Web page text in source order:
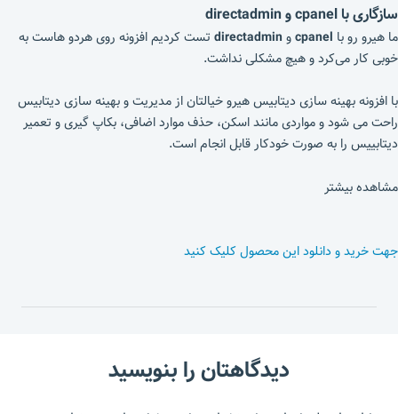
سازگاری با cpanel و directadmin
ما هیرو رو با cpanelو directadmin تست کردیم افزونه روی هردو هاست به
خوبی کار می‌کرد و هیچ مشکلی نداشت.
با افزونه بهینه سازی دیتابیس هیرو خیالتان از مدیریت و بهینه سازی دیتابیس
راحت می شود و مواردی مانند اسکن، حذف موارد اضافی، بکاپ گیری و تعمیر
دیتابییس را به صورت خودکار قابل انجام است.
مشاهده بیشتر
جهت خرید و دانلود این محصول کلیک کنید
دیدگاهتان را بنویسید